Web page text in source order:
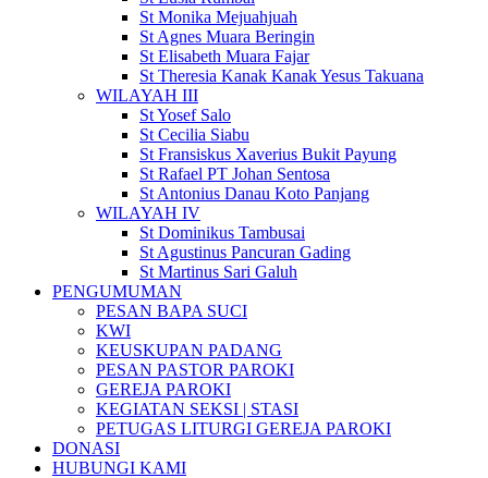
St Monika Mejuahjuah
St Agnes Muara Beringin
St Elisabeth Muara Fajar
St Theresia Kanak Kanak Yesus Takuana
WILAYAH III
St Yosef Salo
St Cecilia Siabu
St Fransiskus Xaverius Bukit Payung
St Rafael PT Johan Sentosa
St Antonius Danau Koto Panjang
WILAYAH IV
St Dominikus Tambusai
St Agustinus Pancuran Gading
St Martinus Sari Galuh
PENGUMUMAN
PESAN BAPA SUCI
KWI
KEUSKUPAN PADANG
PESAN PASTOR PAROKI
GEREJA PAROKI
KEGIATAN SEKSI | STASI
PETUGAS LITURGI GEREJA PAROKI
DONASI
HUBUNGI KAMI